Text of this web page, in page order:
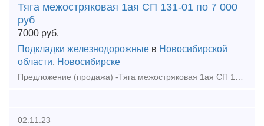
Тяга межостряковая 1ая СП 131-01 по 7 000
руб
7000 руб.
Подкладки железнодорожные в Новосибирской
области, Новосибирске
02.11.23